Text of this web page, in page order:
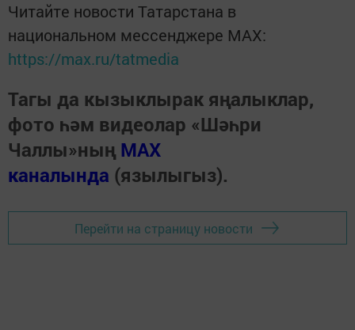
Читайте новости Татарстана в
национальном мессенджере MАХ:
https://max.ru/tatmedia
Тагы да кызыклырак яңалыклар,
фото һәм видеолар «Шәһри
Чаллы»ның MAX
каналында (язылыгыз).
Перейти на страницу новости